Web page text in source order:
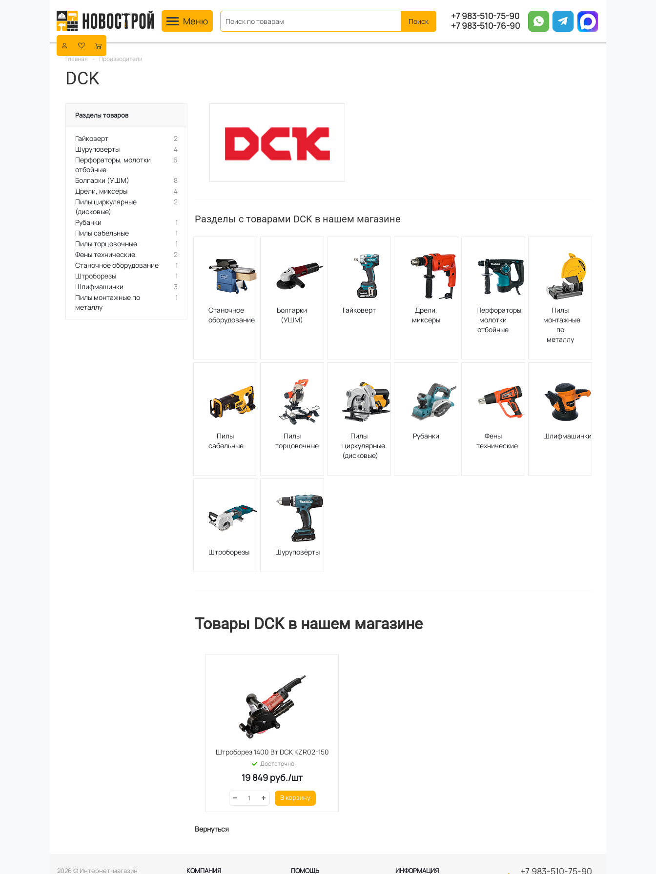
Toggle navigation
Меню
+7 983-510-75-90
+7 983-510-76-90
Главная - Производители
DCK
Разделы товаров
Гайковерт
2
Шуруповёрты
4
Перфораторы, молотки
отбойные
6
Болгарки (УШМ)
8
Дрели, миксеры
4
Пилы циркулярные
(дисковые)
2
Рубанки
1
Пилы сабельные
1
Пилы торцовочные
1
Фены технические
2
Станочное оборудование
1
Штроборезы
1
Шлифмашинки
3
Пилы монтажные по
металлу
1
Разделы с товарами DCK в нашем магазине
Станочное
оборудование
Болгарки
(УШМ)
Гайковерт
Дрели,
миксеры
Перфораторы,
молотки
отбойные
Пилы
монтажные
по
металлу
Пилы
сабельные
Пилы
торцовочные
Пилы
циркулярные
(дисковые)
Рубанки
Фены
технические
Шлифмашинки
Штроборезы Шуруповёрты
Товары DCK в нашем магазине
Штроборез 1400 Вт DCK KZR02-150
Достаточно
19 849 руб./шт
В корзину
Вернуться
2026 © Интернет-магазин КОМПАНИЯ ПОМОЩЬ ИНФОРМАЦИЯ +7 983-510-75-90